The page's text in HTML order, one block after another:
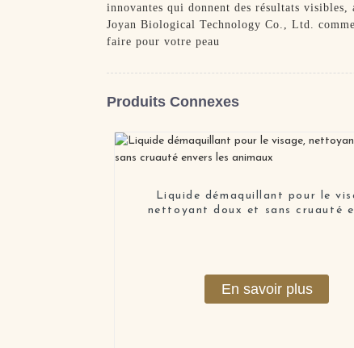
innovantes qui donnent des résultats
Joyan Biological Technology Co., Ltd.
faire pour votre peau
Produits Connexes
Liquide démaquillant pour le
nettoyant doux et sans cruauté
En savoir plus